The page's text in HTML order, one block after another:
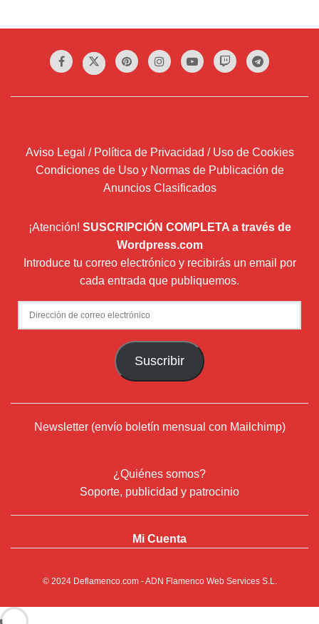
Aviso Legal / Política de Privacidad / Uso de Cookies
Condiciones de Uso y Normas de Publicación de
Anuncios Clasificados
¡Atención! SUSCRIPCIÓN COMPLETA a través de
Wordpress.com
Introduce tu correo electrónico y recibirás un email por
cada entrada que publiquemos.
Dirección
de
Suscribir
Newsletter (envío boletín mensual con Mailchimp)
¿Quiénes somos?
Soporte, publicidad y patrocinio
Mi Cuenta
© 2024 Deflamenco.com- ADN Flamenco Web Services S.L.